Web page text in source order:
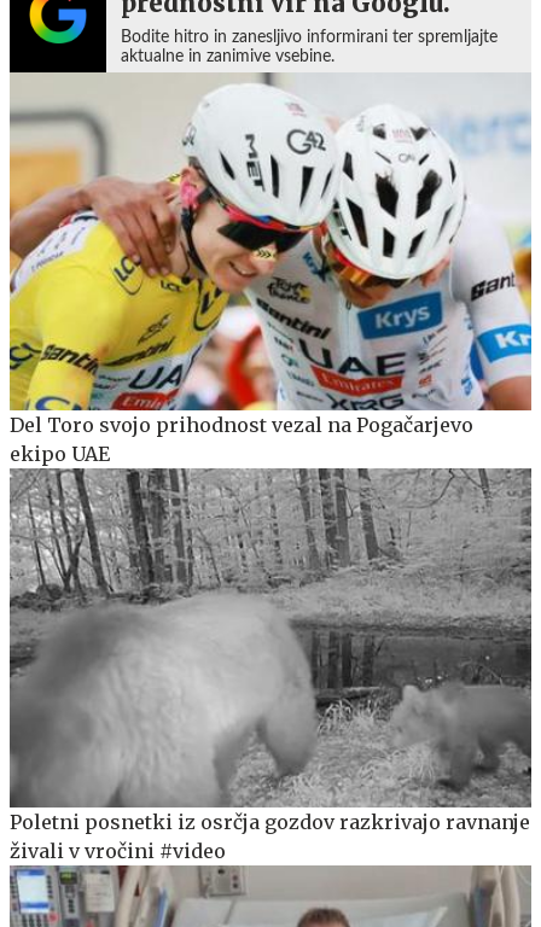
Bodite hitro in zanesljivo informirani ter spremljajte
aktualne in zanimive vsebine.
Del Toro svojo prihodnost vezal na Pogačarjevo
ekipo UAE
Poletni posnetki iz osrčja gozdov razkrivajo ravnanje
živali v vročini #video